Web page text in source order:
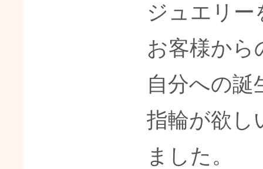
ジュエリー
お客様から
自分への誕
指輪が欲し
ました。